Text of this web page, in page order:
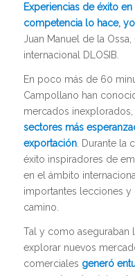
Experiencias de éxito
competencia lo hace,
Juan Manuel de la
internacional DLOSIB.
En poco más de 60
Campollano han
mercados
sectores más
exportación. Durante la
éxito inspiradores de
en el ámbito
importantes lecciones
camino.
Tal y como aseguraban
explorar nuevos
comerciales generó